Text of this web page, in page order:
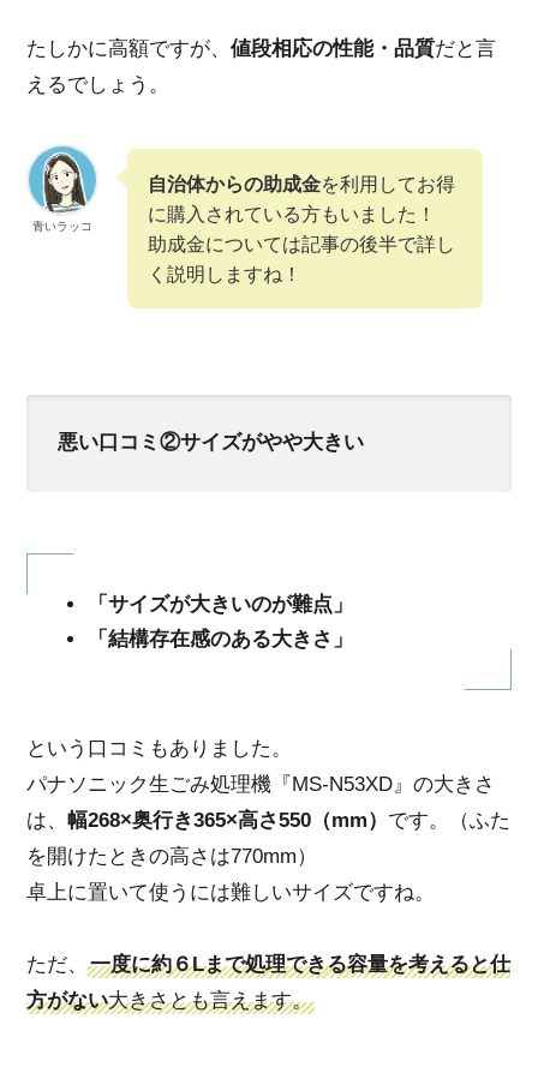
たしかに高額ですが、値段相応の性能・品質だと言
えるでしょう。
青いラッコ
自治体からの助成金を利用してお得
に購入されている方もいました！
助成金については記事の後半で詳し
く説明しますね！
悪い口コミ②サイズがやや大きい
「サイズが大きいのが難点」
「結構存在感のある大きさ」
という口コミもありました。
パナソニック生ごみ処理機『MS-N53XD』の大きさ
は、幅268×奥行き365×高さ550 （mm） です。（ふた
を開けたときの高さは770mm）
卓上に置いて使うには難しいサイズですね。
ただ、一度に約６Lまで処理できる容量を考えると仕
方がない大きさとも言えます。